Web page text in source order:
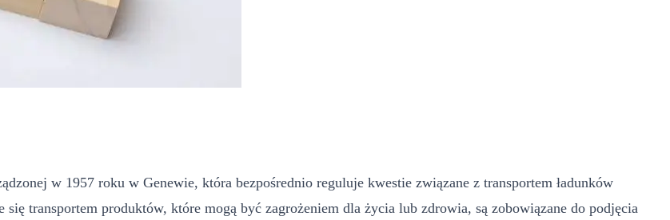
w 1957 roku w Genewie, która bezpośrednio reguluje kwestie związane z transportem ładunków
transportem produktów, które mogą być zagrożeniem dla życia lub zdrowia, są zobowiązane do podjęcia